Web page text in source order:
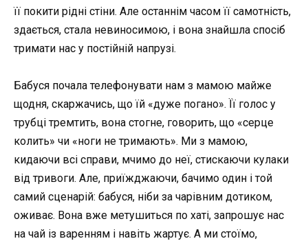
її покити рідні стіни. Але останнім часом її самотність,
здається, стала невиносимою, і вона знайшла спосіб
тримати нас у постійній напрузі.
Бабуся почала телефонувати нам з мамою майже
щодня, скаржачись, що їй «дуже погано». Її голос у
трубці тремтить, вона стогне, говорить, що «серце
колить» чи «ноги не тримають». Ми з мамою,
кидаючи всі справи, мчимо до неї, стискаючи кулаки
від тривоги. Але, приїжджаючи, бачимо один і той
самий сценарій: бабуся, ніби за чарівним дотиком,
оживає. Вона вже метушиться по хаті, запрошує нас
на чай із варенням і навіть жартує. А ми стоїмо,